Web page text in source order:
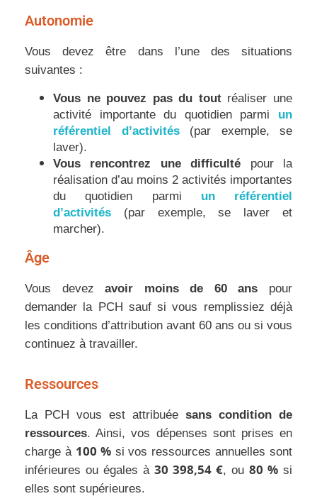
Autonomie
Vous devez être dans l’une des situations
suivantes :
Vous ne pouvez pas du toutréaliser une
activité importante du quotidien parmi un
référentiel d’activités
(par exemple, se
laver).
Vous rencontrez une difficulté pour la
réalisation d’au moins 2 activités importantes
du quotidien parmi un référentiel
d’activités (par exemple, se laver et
marcher).
Âge
Vous devezavoir moins de 60 ans pour
demander la PCH sauf si vous remplissiez déjà
les conditions d’attribution avant 60 ans ou si vous
continuez à travailler.
Ressources
La PCH vous est attribuée sans condition de
ressources. Ainsi, vos dépenses sont prises en
charge à 100 %si vos ressources annuelles sont
inférieures ou égales à 30 398,54 €, ou 80 % si
elles sont supérieures.